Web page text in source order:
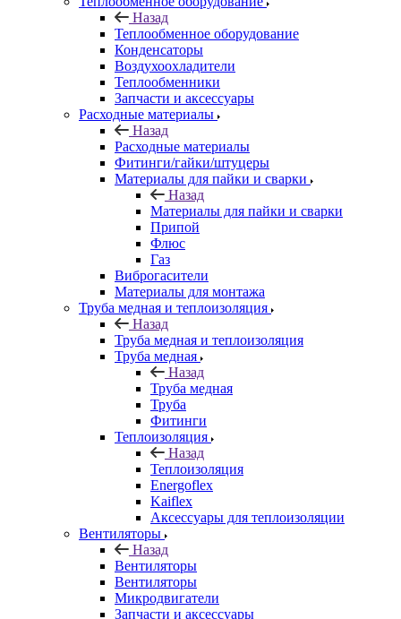
Назад
Теплообменное оборудование
Конденсаторы
Воздухоохладители
Теплообменники
Запчасти и аксессуары
Расходные материалы
Назад
Расходные материалы
Фитинги/гайки/штуцеры
Материалы для пайки и сварки
Назад
Материалы для пайки и сварки
Припой
Флюс
Газ
Виброгасители
Материалы для монтажа
Труба медная и теплоизоляция
Назад
Труба медная и теплоизоляция
Труба медная
Назад
Труба медная
Труба
Фитинги
Теплоизоляция
Назад
Теплоизоляция
Energoflex
Kaiflex
Аксессуары для теплоизоляции
Вентиляторы
Назад
Вентиляторы
Вентиляторы
Микродвигатели
Запчасти и аксессуары